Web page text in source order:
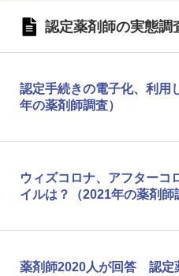
認定薬剤師の実態調
認定手続きの電子化、利用
年の薬剤師調査）
ウィズコロナ、アフターコ
イルは？（2021年の薬剤師
薬剤師2020人が回答 認定